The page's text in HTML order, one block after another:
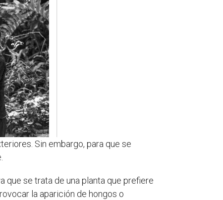
Sin embargo, para que se
que se trata de una planta que prefiere
la aparición de hongos o